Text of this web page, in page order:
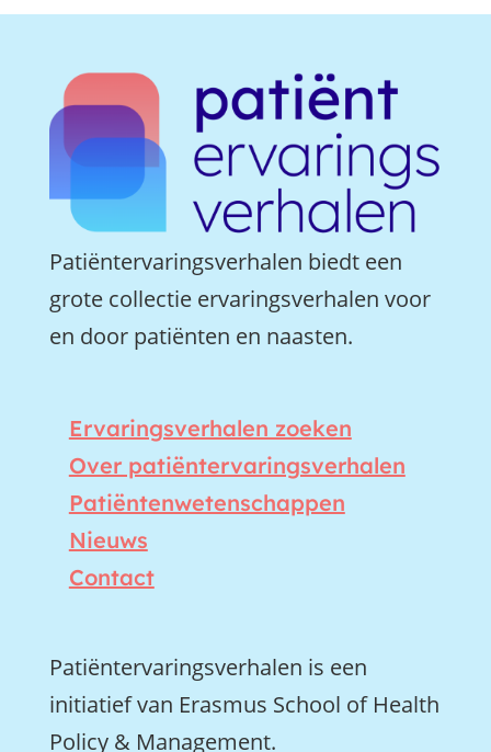
Patiëntervaringsverhalen biedt een
grote collectie ervaringsverhalen voor
en door patiënten en naasten.
Ervaringsverhalen zoeken
Over patiëntervaringsverhalen
Patiëntenwetenschappen
Nieuws
Contact
Patiëntervaringsverhalen is een
initiatief van Erasmus School of Health
Policy & Management.